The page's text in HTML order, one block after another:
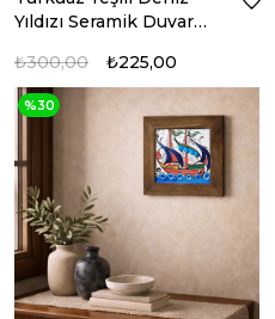
Yıldızı Seramik Duvar
₺225,00
₺300,00
%30